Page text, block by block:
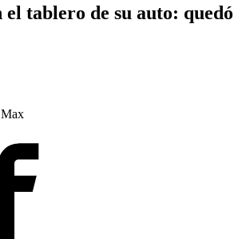
el tablero de su auto: quedó